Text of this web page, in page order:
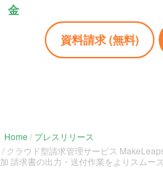
金
資料請求 (無料)
Home
プレスリリース
クラウド型請求管理サービス
加 請求書の出力・送付作業をよりスムー